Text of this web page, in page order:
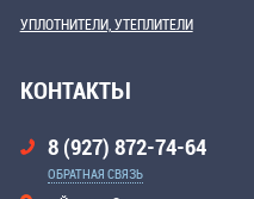
УПЛОТНИТЕЛИ, УТЕПЛИТЕЛИ
КОНТАКТЫ
8 (927) 872-74-64
ОБРАТНАЯ СВЯЗЬ